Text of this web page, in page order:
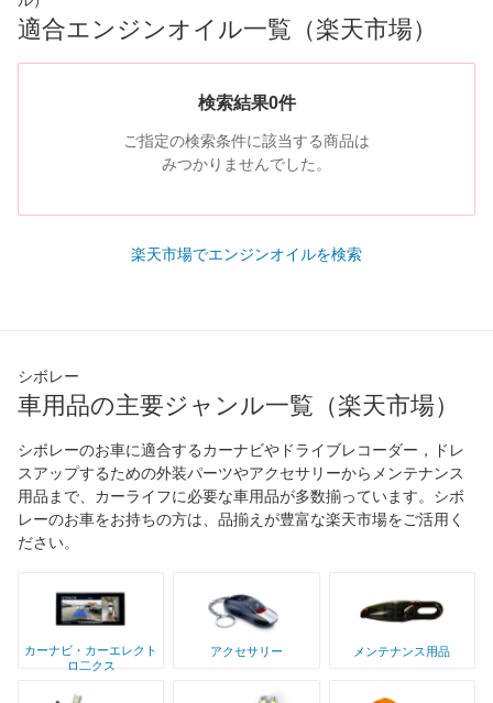
適合エンジンオイル一覧（楽天市場）
検索結果0件
ご指定の検索条件に該当する商品は
みつかりませんでした。
楽天市場でエンジンオイルを検索
シボレー
車用品の主要ジャンル一覧（楽天市場）
シボレーのお車に適合するカーナビやドライブレコーダー，ドレ
スアップするための外装パーツやアクセサリーからメンテナンス
用品まで、カーライフに必要な車用品が多数揃っています。シボ
レーのお車をお持ちの方は、品揃えが豊富な楽天市場をご活用く
ださい。
カーナビ・カーエレクト
ロ二クス
アクセサリー メンテナンス用品